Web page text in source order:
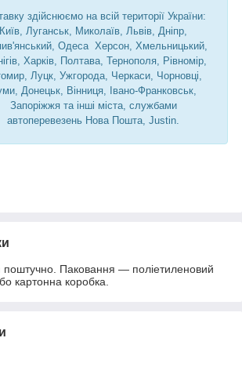
здійснюємо на всій території України:
Київ, Луганськ, Миколаїв, Львів, Дніпр,
Одеса Херсон, Хмельницький,
Харків, Полтава, Тернополя, Рівномір,
Луцк, Ужгорода, Черкаси, Чорновці,
Донецьк, Вінниця, Івано-Франковськ,
Запоріжжя та інші міста, службами
автоперевезень Нова Пошта, Justin.
поштучно. Паковання — поліетиленовий
картонна коробка.